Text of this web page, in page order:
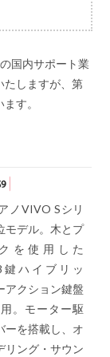
国内サポート業
たしますが、第
す。
ノVIVO Sシリ
モデル。木とプ
を使用した
鍵ハイブリッ
アクション鍵盤
。モーター駆
ーを搭載し、オ
リング・サウン